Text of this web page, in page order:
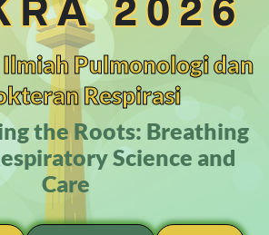
2026
Pulmonologi dan
Respirasi
the Roots: Breathing
Science and
Care